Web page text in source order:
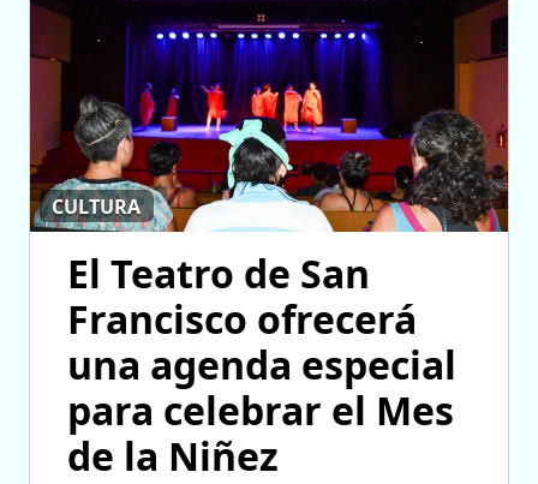
CULTURA
El Teatro de San
Francisco ofrecerá
una agenda especial
para celebrar el Mes
de la Niñez